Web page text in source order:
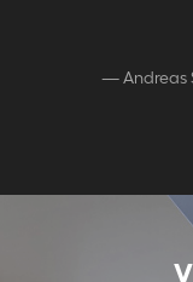
—Andreas